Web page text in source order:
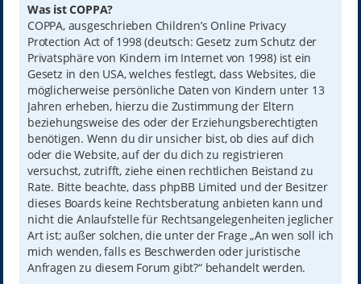
Was ist COPPA?
COPPA, ausgeschrieben Children’s Online Privacy
Protection Act of 1998 (deutsch: Gesetz zum Schutz der
Privatsphäre von Kindern im Internet von 1998) ist ein
Gesetz in den USA, welches festlegt, dass Websites, die
möglicherweise persönliche Daten von Kindern unter 13
Jahren erheben, hierzu die Zustimmung der Eltern
beziehungsweise des oder der Erziehungsberechtigten
benötigen. Wenn du dir unsicher bist, ob dies auf dich
oder die Website, auf der du dich zu registrieren
versuchst, zutrifft, ziehe einen rechtlichen Beistand zu
Rate. Bitte beachte, dass phpBB Limited und der Besitzer
dieses Boards keine Rechtsberatung anbieten kann und
nicht die Anlaufstelle für Rechtsangelegenheiten jeglicher
Art ist; außer solchen, die unter der Frage „An wen soll ich
mich wenden, falls es Beschwerden oder juristische
Anfragen zu diesem Forum gibt?“ behandelt werden.